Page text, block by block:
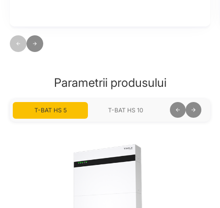
Parametrii produsului
T-BAT HS 5 T-BAT HS 10 T-BAT HS 15